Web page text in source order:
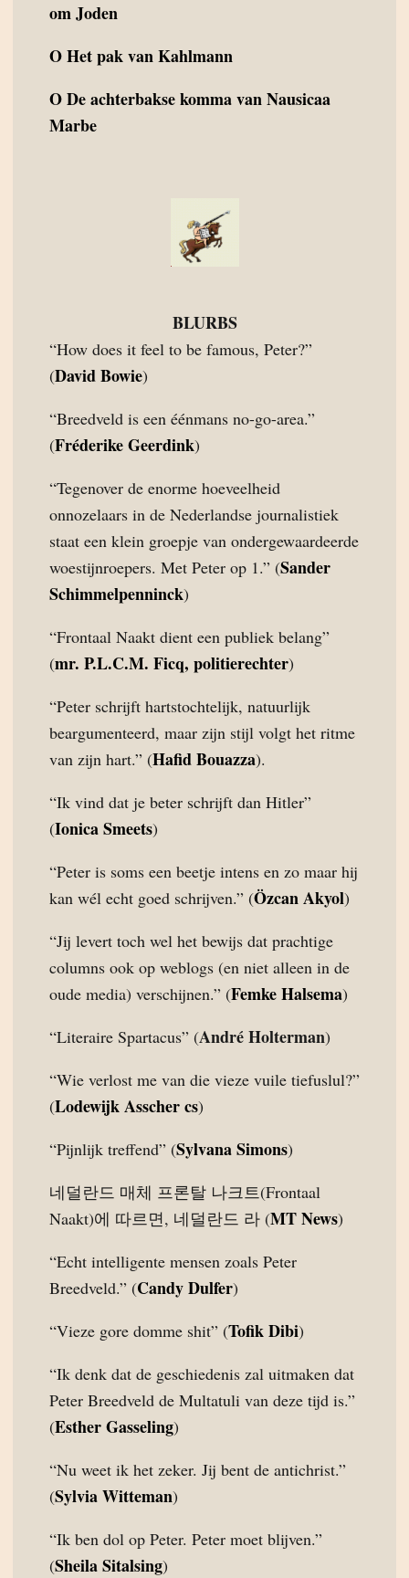
om Joden
OHet pak van Kahlmann
ODe achterbakse komma van Nausicaa
Marbe
BLURBS
“How does it feel to be famous, Peter?”
(David Bowie)
“Breedveld is een éénmans no-go-area.”
(Fréderike Geerdink)
“Tegenover de enorme hoeveelheid
onnozelaars in de Nederlandse journalistiek
staat een klein groepje van ondergewaardeerde
woestijnroepers. Met Peter op 1.” (Sander
Schimmelpenninck)
“Frontaal Naakt dient een publiek belang”
(mr. P.L.C.M. Ficq, politierechter)
“Peter schrijft hartstochtelijk, natuurlijk
beargumenteerd, maar zijn stijl volgt het ritme
van zijn hart.” (Hafid Bouazza).
“Ik vind dat je beter schrijft dan Hitler”
(Ionica Smeets)
“Peter is soms een beetje intens en zo maar hij
kan wél echt goed schrijven.” (Özcan Akyol)
“Jij levert toch wel het bewijs dat prachtige
columns ook op weblogs (en niet alleen in de
oude media) verschijnen.” (Femke Halsema)
“Literaire Spartacus” (André Holterman)
“Wie verlost me van die vieze vuile tiefuslul?”
(Lodewijk Asscher cs)
“Pijnlijk treffend” (Sylvana Simons)
네덜란드 매체 프론탈 나크트(Frontaal
Naakt)에 따르면, 네덜란드 라 (MT News)
“Echt intelligente mensen zoals Peter
Breedveld.” (Candy Dulfer)
“Vieze gore domme shit” (Tofik Dibi)
“Ik denk dat de geschiedenis zal uitmaken dat
Peter Breedveld de Multatuli van deze tijd is.”
(Esther Gasseling)
“Nu weet ik het zeker. Jij bent de antichrist.”
(Sylvia Witteman)
“Ik ben dol op Peter. Peter moet blijven.”
(Sheila Sitalsing)